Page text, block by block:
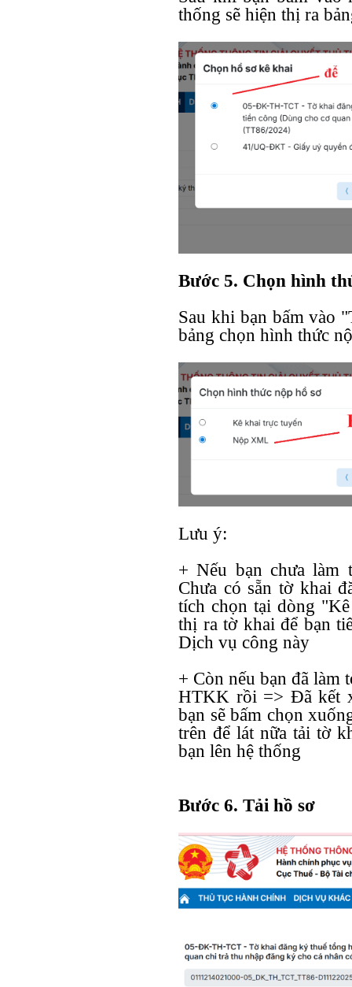
thống sẽ hiện thị ra
Bước 5. Chọn hình
Sau khi bạn bấm vào
bảng chọn hình thức
Lưu ý:
+ Nếu bạn chưa
Chưa có sẵn tờ khai
tích chọn tại dòng
thị ra tờ khai để bạn
Dịch vụ công này
+ Còn nếu bạn đã làm
HTKK rồi => Đã kết
bạn sẽ bấm chọn
trên để lát nữa tải tờ
bạn lên hệ thống
Bước 6. Tải hồ sơ